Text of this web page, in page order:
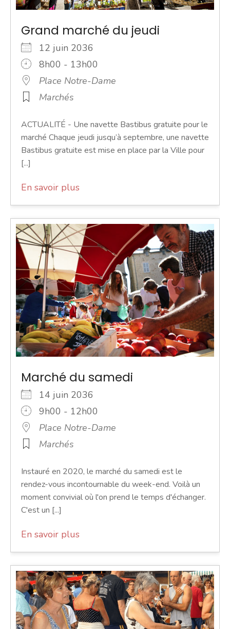
Grand marché du jeudi
12 juin 2036
8h00 - 13h00
Place Notre-Dame
Marchés
ACTUALITÉ - Une navette Bastibus gratuite pour le
marché Chaque jeudi jusqu’à septembre, une navette
Bastibus gratuite est mise en place par la Ville pour
[...]
En savoir plus
Marché du samedi
14 juin 2036
9h00 - 12h00
Place Notre-Dame
Marchés
Instauré en 2020, le marché du samedi est le
rendez-vous incontournable du week-end. Voilà un
moment convivial où l'on prend le temps d'échanger.
C'est un [...]
En savoir plus